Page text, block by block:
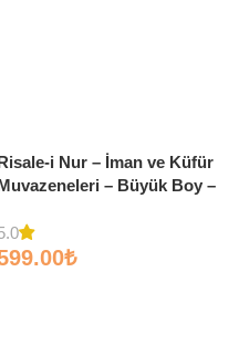
i Nur – İman ve Küfür
– Büyük Boy –
₺